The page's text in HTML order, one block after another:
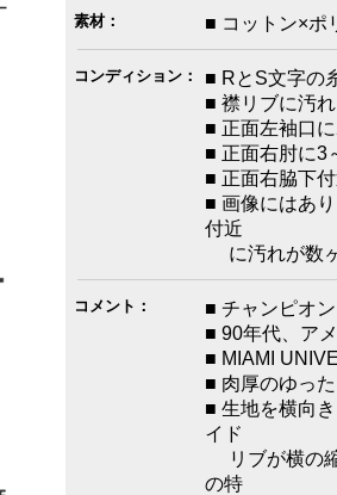
素材： ■ コットン×ポ
コンディション：
■ RとS文字の
■ 襟リブに汚
■ 正面左袖口
■ 正面右肘に3
■ 正面右脇下
■ 画像にはあ
付近
に汚れが数
コメント：
■ チャンピオ
■ 90年代、ア
■ MIAMI
■ 肉厚のゆっ
■ 生地を横向
イド
リブが横の
の特